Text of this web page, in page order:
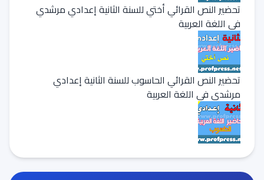
تحضير النص القرائي أختي للسنة الثانية إعدادي مرشدي
في اللغة العربية
تحضير النص القرائي الحاسوب للسنة الثانية إعدادي
مرشدي في اللغة العربية